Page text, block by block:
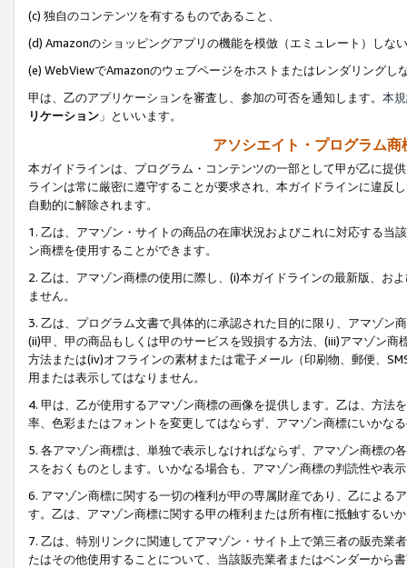
(c) 独自のコンテンツを有するものであること、
(d) Amazonのショッピングアプリの機能を模倣（エミュレート）しな
(e) WebViewでAmazonのウェブページをホストまたはレンダリングし
甲は、乙のアプリケーションを審査し、参加の可否を通知します。 本
リケーション 」といいます。
アソシエイト・プログラム
本ガイドラインは、プログラム・コンテンツの一部として甲が乙に提
ラインは常に厳密に遵守することが要求され、本ガイドラインに違反
自動的に解除されます。
1. 乙は、アマゾン・サイトの商品の在庫状況およびこれに対応する
ン商標を使用することができます。
2. 乙は、アマゾン商標の使用に際し、(i)本ガイドラインの最新版、お
ません。
3. 乙は、プログラム文書で具体的に承認された目的に限り、アマゾン
(ii)甲、甲の商品もしくは甲のサービスを毀損する方法、(iii)アマゾン
方法または(iv)オフラインの素材または電子メール（印刷物、郵便、
用または表示してはなりません。
4. 甲は、乙が使用するアマゾン商標の画像を提供します。乙は、方
率、色彩またはフォントを変更してはならず、アマゾン商標にいかな
5. 各アマゾン商標は、単独で表示しなければならず、アマゾン商標
スをおくものとします。いかなる場合も、アマゾン商標の判読性や表
6. アマゾン商標に関する一切の権利が甲の専属財産であり、乙による
す。乙は、アマゾン商標に関する甲の権利または所有権に抵触するい
7. 乙は、特別リンクに関連してアマゾン・サイト上で第三者の販売
たはその他使用することについて、当該販売業者またはベンダーから